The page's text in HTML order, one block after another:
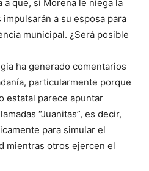
a que, si Morena le niega la
a su esposa para
municipal. ¿Será posible
ha generado comentarios
particularmente porque
estatal parece apuntar
“Juanitas”, es decir,
para simular el
mientras otros ejercen el